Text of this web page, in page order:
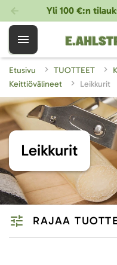
Yli 100 €:n
Etusivu TUOTTEET
Keittiövälineet
Leikkurit
Leikkurit
RAJAA